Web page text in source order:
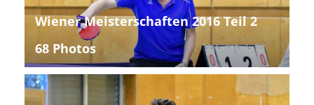
Wiener Meisterschaften 2016 Teil 2
68 Photos